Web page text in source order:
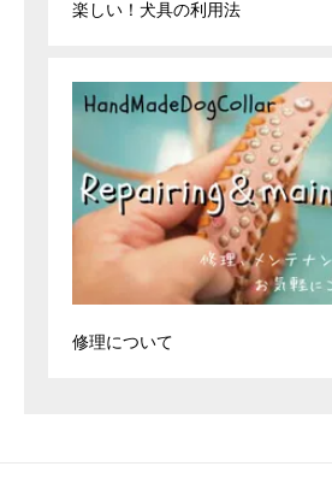
楽しい！犬具の利用法
修理について